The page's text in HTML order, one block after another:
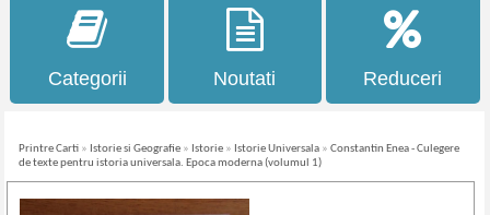
Categorii Noutati Reduceri
Printre Carti » Istorie si Geografie » Istorie » Istorie Universala »Constantin Enea - Culegere
de texte pentru istoria universala. Epoca moderna (volumul 1)